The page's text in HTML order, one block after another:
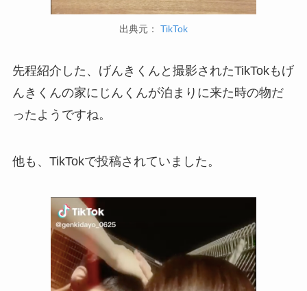
出典元： TikTok
先程紹介した、げんきくんと撮影されたTikTokもげ
んきくんの家にじんくんが泊まりに来た時の物だ
ったようですね。
他も、TikTokで投稿されていました。